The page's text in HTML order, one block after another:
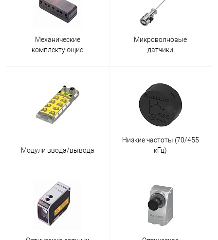
Механические
комплектующие
Микроволновые
датчики
Модули ввода/вывода
Низкие частоты (70/455
кГц)